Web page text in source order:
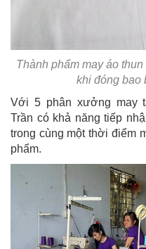
Thành phẩm may áo
khi đóng bao
Với 5 phân xưởng may
Trần có khả năng tiếp
trong cùng một thời điểm
phẩm.